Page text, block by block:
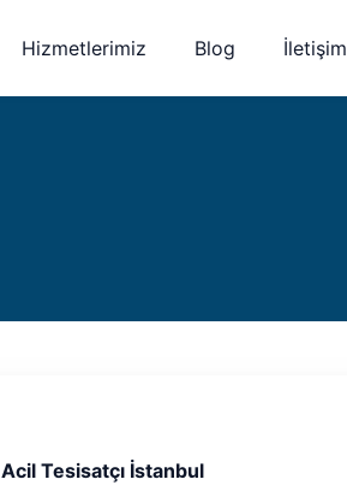
Hizmetlerimiz Blog İletişim
Acil Tesisatçı İstanbul